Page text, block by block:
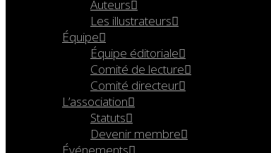
Auteurs
Les illustrateurs
Équipe
Équipe éditoriale
Comité de lecture
Comité directeur
L’association
Statuts
Devenir membre